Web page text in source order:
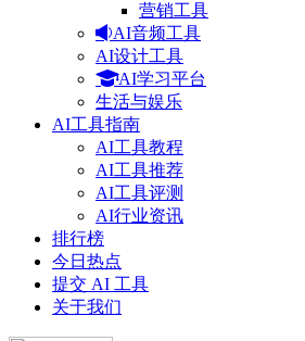
营销工具
AI音频工具
AI设计工具
AI学习平台
生活与娱乐
AI工具指南
AI工具教程
AI工具推荐
AI工具评测
AI行业资讯
排行榜
今日热点
提交 AI 工具
关于我们